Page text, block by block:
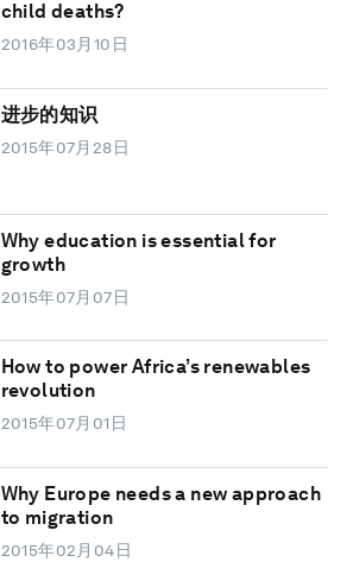
child deaths?
2016年03月10日
进步的知识
2015年07月28日
Why education is essential for
growth
2015年07月07日
How to power Africa’s renewables
revolution
2015年07月01日
Why Europe needs a new approach
to migration
2015年02月04日